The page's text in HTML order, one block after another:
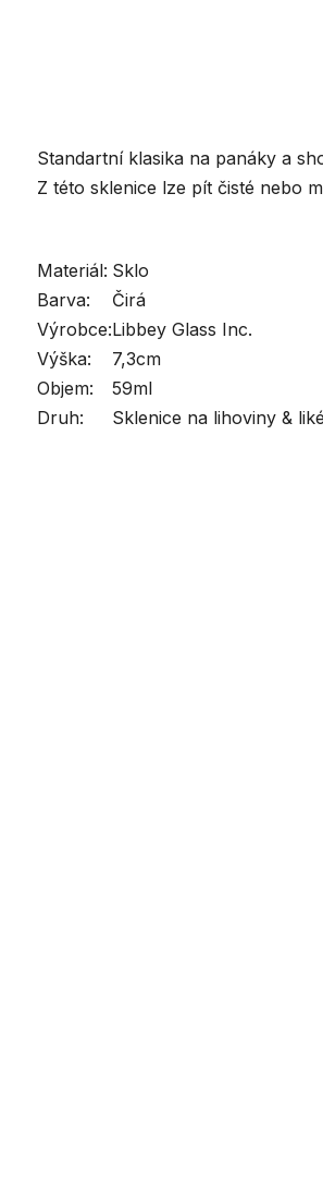
Standartní klasika na panáky a
Z této sklenice lze pít čisté nebo
Materiál: Sklo
Barva:
Čirá
Výrobce:Libbey Glass Inc.
Výška:
7,3cm
Objem:
59ml
Druh:
Sklenice na lihoviny &